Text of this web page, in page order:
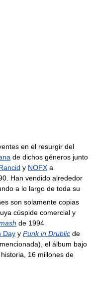
en el resurgir del
de dichos géneros junto
y NOFX a
Han vendido alrededor
a lo largo de toda su
son solamente copias
cúspide comercial y
de 1994
Day y Punk in Drublic de
el álbum bajo
16 millones de